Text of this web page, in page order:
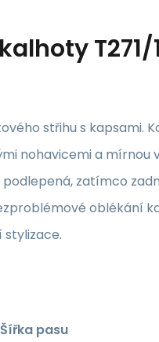
T271/
střihu s kapsami.
nohavicemi a mírnou
zatímco
oblékání
Šířka pasu